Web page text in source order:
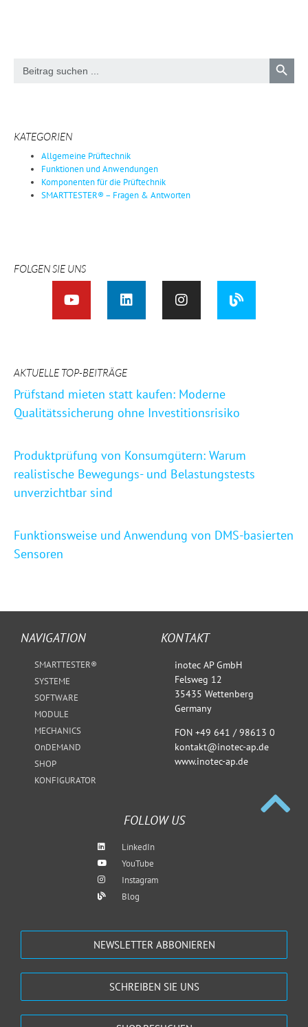
for:
Search
KATEGORIEN
Allgemeine Prüftechnik
Funktionen und Anwendungen
Komponenten für die Prüftechnik
SMARTTESTER® – Fragen & Antworten
FOLGEN SIE UNS
AKTUELLE TOP-BEITRÄGE
Prüfstand mieten statt kaufen: Moderne
Qualitätssicherung ohne Investitionsrisiko
Produktprüfung von Konsumgütern: Warum
realistische Bewegungs- und Belastungstests
unverzichtbar sind
Funktionsweise und Anwendung von DMS-basierten
Sensoren
NAVIGATION
SMARTTESTER®
SYSTEME
SOFTWARE
MODULE
MECHANICS
OnDEMAND
SHOP
KONFIGURATOR
KONTAKT
inotec AP GmbH
Felsweg 12
35435 Wettenberg
Germany
FON +49 641 / 98613 0
kontakt@inotec-ap.de
www.inotec-ap.de
FOLLOW US
LinkedIn
YouTube
Instagram
Blog
NEWSLETTER ABBONIEREN
SCHREIBEN SIE UNS